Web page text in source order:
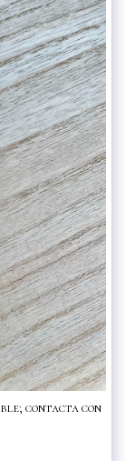
contacta con